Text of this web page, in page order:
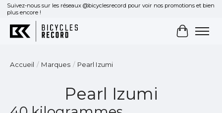
Suivez-nous sur les réseaux @bicyclesrecord pour voir nos promotions et bien
plus encore !
Panier
Accueil / Marques / Pearl Izumi
Pearl Izumi